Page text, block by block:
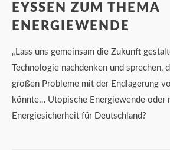
EYSSEN ZUM THEMA
ENERGIEWENDE
„Lass uns gemeinsam die Zukunft
Technologie nachdenken und sprechen,
großen Probleme mit der Endlagerung
könnte… Utopische Energiewende oder
Energiesicherheit für Deutschland?